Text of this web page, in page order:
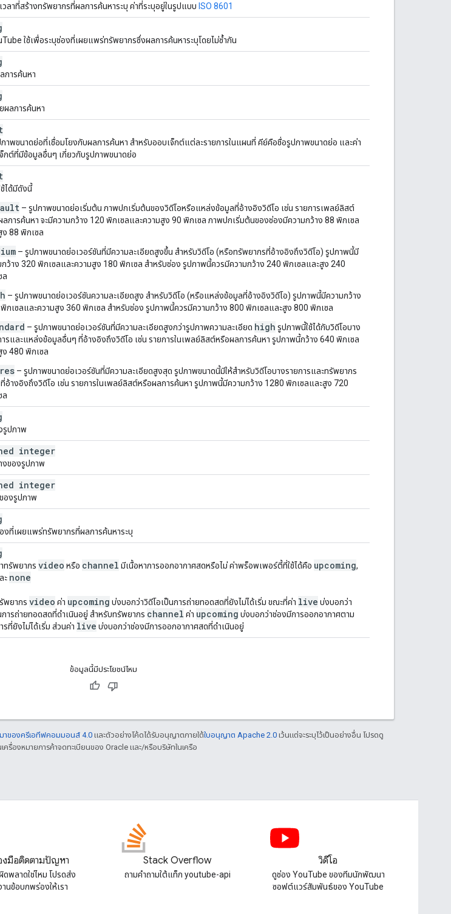
วลาที่สร้างทรัพยากรที่ผลการค้นหาระบุ ค่าที่ระบุอยู่ในรูปแบบ ISO 8601
ใช้เพื่อระบุช่องที่เผยแพร่ทรัพยากรซึ่งผลการค้นหาระบุโดยไม่ซ้ำกัน
การค้นหา
ผลการค้นหา
าพขนาดย่อที่เชื่อมโยงกับผลการค้นหา สำหรับออบเจ็กต์แต่ละรายการในแผนที่ คีย์คือชื่อรูปภาพขนาดย่อ และค่า
กต์ที่มีข้อมูลอื่นๆ เกี่ยวกับรูปภาพขนาดย่อ
ได้มีดังนี้
– รูปภาพขนาดย่อเริ่มต้น ภาพปกเริ่มต้นของวิดีโอหรือแหล่งข้อมูลที่อ้างอิงวิดีโอ เช่น รายการเพลย์ลิสต์
ลการค้นหา จะมีความกว้าง 120 พิกเซลและความสูง 90 พิกเซล ภาพปกเริ่มต้นของช่องมีความกว้าง 88 พิกเซล
ง 88 พิกเซล
– รูปภาพขนาดย่อเวอร์ชันที่มีความละเอียดสูงขึ้น สำหรับวิดีโอ (หรือทรัพยากรที่อ้างอิงถึงวิดีโอ) รูปภาพนี้มี
กว้าง 320 พิกเซลและความสูง 180 พิกเซล สำหรับช่อง รูปภาพนี้ควรมีความกว้าง 240 พิกเซลและสูง 240
ล
– รูปภาพขนาดย่อเวอร์ชันความละเอียดสูง สำหรับวิดีโอ (หรือแหล่งข้อมูลที่อ้างอิงวิดีโอ) รูปภาพนี้มีความกว้าง
กเซลและความสูง 360 พิกเซล สำหรับช่อง รูปภาพนี้ควรมีความกว้าง 800 พิกเซลและสูง 800 พิกเซล
– รูปภาพขนาดย่อเวอร์ชันที่มีความละเอียดสูงกว่ารูปภาพความละเอียด high รูปภาพนี้ใช้ได้กับวิดีโอบาง
ารและแหล่งข้อมูลอื่นๆ ที่อ้างอิงถึงวิดีโอ เช่น รายการในเพลย์ลิสต์หรือผลการค้นหา รูปภาพนี้กว้าง 640 พิกเซล
ง 480 พิกเซล
– รูปภาพขนาดย่อเวอร์ชันที่มีความละเอียดสูงสุด รูปภาพขนาดนี้มีให้สำหรับวิดีโอบางรายการและทรัพยากร
อ้างอิงถึงวิดีโอ เช่น รายการในเพลย์ลิสต์หรือผลการค้นหา รูปภาพนี้มีความกว้าง 1280 พิกเซลและสูง 720
ล
รูปภาพ
integer
งของรูปภาพ
integer
องรูปภาพ
งที่เผยแพร่ทรัพยากรที่ผลการค้นหาระบุ
ทรัพยากร video หรือ channel มีเนื้อหาการออกอากาศสดหรือไม่ ค่าพร็อพเพอร์ตี้ที่ใช้ได้คือ upcoming,
ะ none
พยากร video ค่า upcoming บ่งบอกว่าวิดีโอเป็นการถ่ายทอดสดที่ยังไม่ได้เริ่ม ขณะที่ค่า live บ่งบอกว่า
การถ่ายทอดสดที่ดำเนินอยู่ สำหรับทรัพยากร channel ค่า upcoming บ่งบอกว่าช่องมีการออกอากาศตาม
รที่ยังไม่ได้เริ่ม ส่วนค่า live บ่งบอกว่าช่องมีการออกอากาศสดที่ดำเนินอยู่
ข้อมูลนี้มีประโยชน์ไหม
าของครีเอทีฟคอมมอนส์ 4.0 และตัวอย่างโค้ดได้รับอนุญาตภายใต้ใบอนุญาต Apache 2.0 เว้นแต่จะระบุไว้เป็นอย่างอื่น โปรดดู
ครื่องหมายการค้าจดทะเบียนของ Oracle และ/หรือบริษัทในเครือ
งมือติดตามปัญหา
ดพลาดใช่ไหม โปรดส่ง
านข้อบกพร่องให้เรา
Stack Overflow
ถามคําถามใต้แท็ก youtube-api
วิดีโอ
ดูช่อง YouTube ของทีมนักพัฒนา
ซอฟต์แวร์สัมพันธ์ของ YouTube